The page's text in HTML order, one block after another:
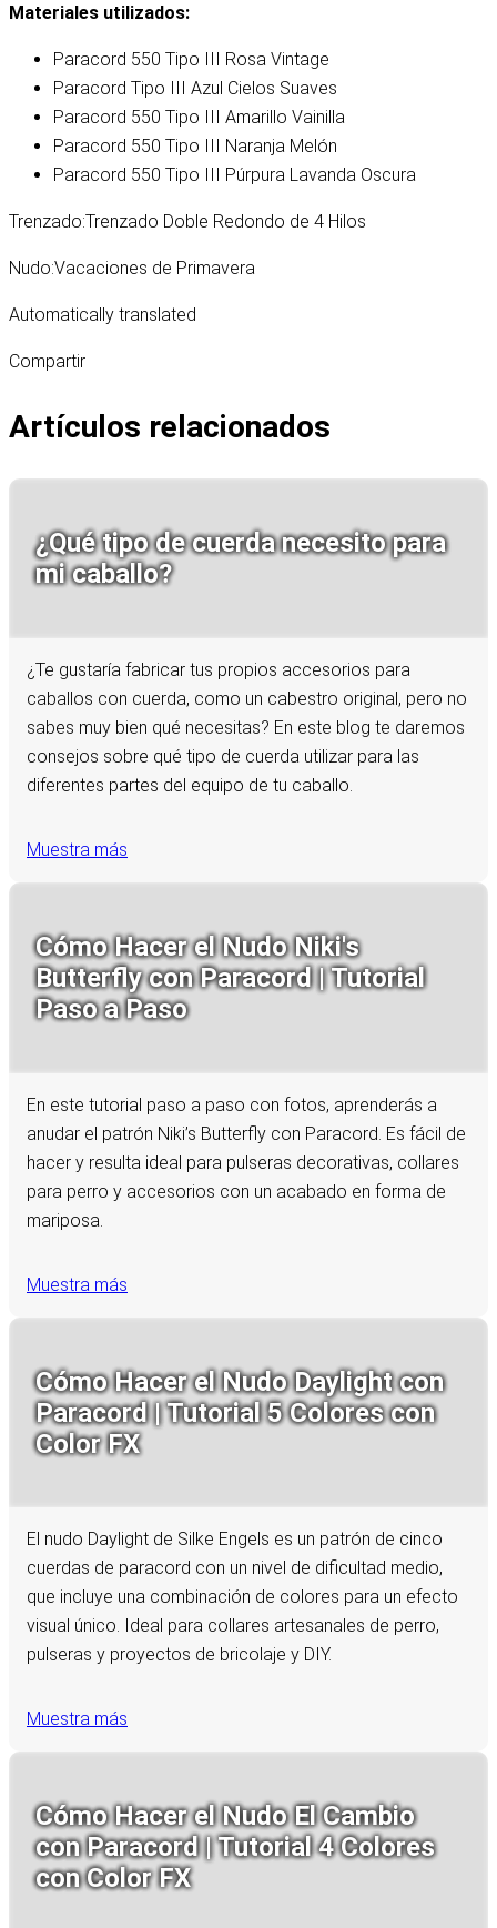
Materiales utilizados:
Paracord 550 Tipo III Rosa Vintage
Paracord Tipo III Azul Cielos Suaves
Paracord 550 Tipo III Amarillo Vainilla
Paracord 550 Tipo III Naranja Melón
Paracord 550 Tipo III Púrpura Lavanda Oscura
Trenzado:Trenzado Doble Redondo de 4 Hilos
Nudo:Vacaciones de Primavera
Automatically translated
Compartir
Artículos relacionados
¿Qué tipo de cuerda necesito para
mi caballo?
¿Te gustaría fabricar tus propios accesorios para
caballos con cuerda, como un cabestro original, pero no
sabes muy bien qué necesitas? En este blog te daremos
consejos sobre qué tipo de cuerda utilizar para las
diferentes partes del equipo de tu caballo.
Muestra más
Cómo Hacer el Nudo Niki's
Butterfly con Paracord | Tutorial
Paso a Paso
En este tutorial paso a paso con fotos, aprenderás a
anudar el patrón Niki’s Butterfly con Paracord. Es fácil de
hacer y resulta ideal para pulseras decorativas, collares
para perro y accesorios con un acabado en forma de
mariposa.
Muestra más
Cómo Hacer el Nudo Daylight con
Paracord | Tutorial 5 Colores con
Color FX
El nudo Daylight de Silke Engels es un patrón de cinco
cuerdas de paracord con un nivel de dificultad medio,
que incluye una combinación de colores para un efecto
visual único. Ideal para collares artesanales de perro,
pulseras y proyectos de bricolaje y DIY.
Muestra más
Cómo Hacer el Nudo El Cambio
con Paracord | Tutorial 4 Colores
con Color FX